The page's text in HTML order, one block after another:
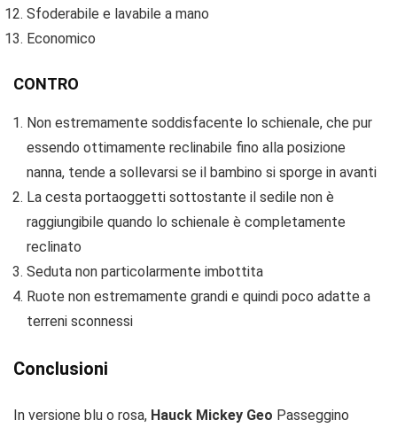
Sfoderabile e lavabile a mano
Economico
CONTRO
Non estremamente soddisfacente lo schienale, che pur
essendo ottimamente reclinabile fino alla posizione
nanna, tende a sollevarsi se il bambino si sporge in avanti
La cesta portaoggetti sottostante il sedile non è
raggiungibile quando lo schienale è completamente
reclinato
Seduta non particolarmente imbottita
Ruote non estremamente grandi e quindi poco adatte a
terreni sconnessi
Conclusioni
In versione blu o rosa, Hauck Mickey Geo Passeggino